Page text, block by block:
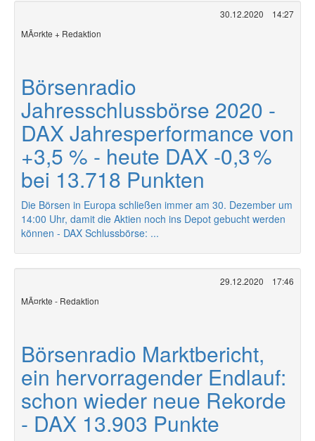
30.12.2020
14:27
MÃ¤rkte + Redaktion
Börsenradio
Jahresschlussbörse 2020 -
DAX Jahresperformance von
+3,5 % - heute DAX -0,3 %
bei 13.718 Punkten
Die Börsen in Europa schließen immer am 30. Dezember um
14:00 Uhr, damit die Aktien noch ins Depot gebucht werden
können - DAX Schlussbörse: ...
29.12.2020
17:46
MÃ¤rkte - Redaktion
Börsenradio Marktbericht,
ein hervorragender Endlauf:
schon wieder neue Rekorde
- DAX 13.903 Punkte